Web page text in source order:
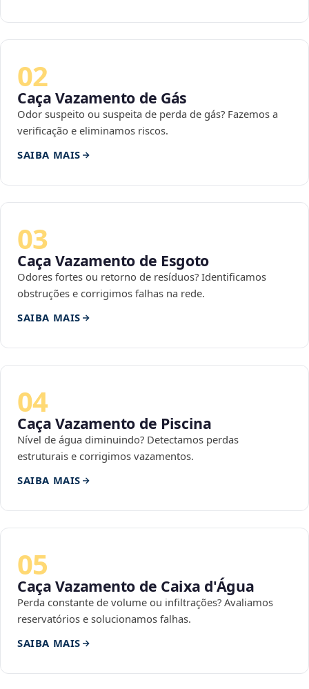
02
Caça Vazamento de Gás
Odor suspeito ou suspeita de perda de gás? Fazemos a
verificação e eliminamos riscos.
SAIBA MAIS
03
Caça Vazamento de Esgoto
Odores fortes ou retorno de resíduos? Identificamos
obstruções e corrigimos falhas na rede.
SAIBA MAIS
04
Caça Vazamento de Piscina
Nível de água diminuindo? Detectamos perdas
estruturais e corrigimos vazamentos.
SAIBA MAIS
05
Caça Vazamento de Caixa d'Água
Perda constante de volume ou infiltrações? Avaliamos
reservatórios e solucionamos falhas.
SAIBA MAIS